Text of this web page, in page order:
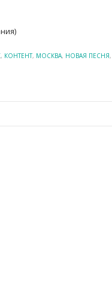
, КОНТЕНТ, МОСКВА, НОВАЯ ПЕСНЯ